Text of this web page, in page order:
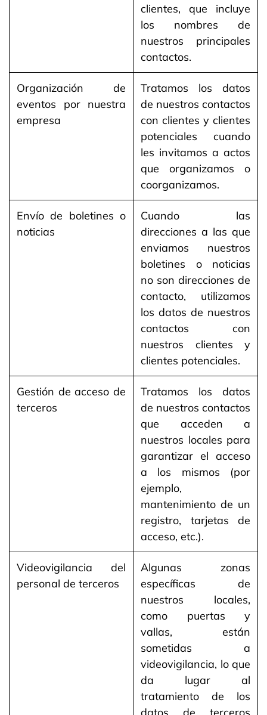
clientes, que incluye
los nombres de
nuestros principales
contactos.
Organización de
eventos por nuestra
empresa
Tratamos los datos
de nuestros contactos
con clientes y clientes
potenciales cuando
les invitamos a actos
que organizamos o
coorganizamos.
Envío de boletines o
noticias
Cuando las
direcciones a las que
enviamos nuestros
boletines o noticias
no son direcciones de
contacto, utilizamos
los datos de nuestros
contactos con
nuestros clientes y
clientes potenciales.
Gestión de acceso de
terceros
Tratamos los datos
de nuestros contactos
que acceden a
nuestros locales para
garantizar el acceso
a los mismos (por
ejemplo,
mantenimiento de un
registro, tarjetas de
acceso, etc.).
Videovigilancia del
personal de terceros
Algunas zonas
específicas de
nuestros locales,
como puertas y
vallas, están
sometidas a
videovigilancia, lo que
da lugar al
tratamiento de los